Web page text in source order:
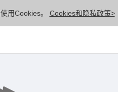
用Cookies。 Cookies和隐私政策>